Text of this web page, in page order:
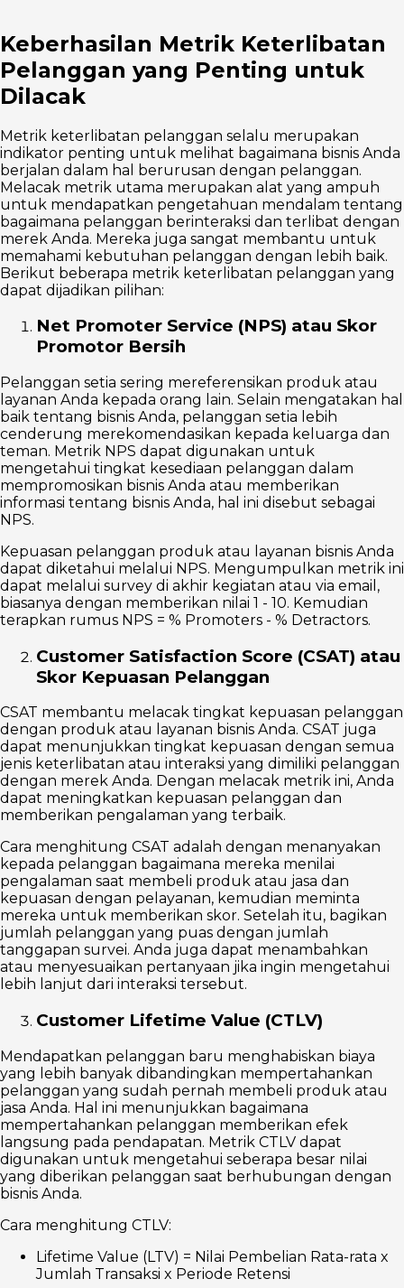
Keberhasilan Metrik Keterlibatan
Pelanggan yang Penting untuk
Dilacak
Metrik keterlibatan pelanggan selalu merupakan
indikator penting untuk melihat bagaimana bisnis Anda
berjalan dalam hal berurusan dengan pelanggan.
Melacak metrik utama merupakan alat yang ampuh
untuk mendapatkan pengetahuan mendalam tentang
bagaimana pelanggan berinteraksi dan terlibat dengan
merek Anda. Mereka juga sangat membantu untuk
memahami kebutuhan pelanggan dengan lebih baik.
Berikut beberapa metrik keterlibatan pelanggan yang
dapat dijadikan pilihan:
Net Promoter Service (NPS) atau Skor
Promotor Bersih
Pelanggan setia sering mereferensikan produk atau
layanan Anda kepada orang lain. Selain mengatakan hal
baik tentang bisnis Anda, pelanggan setia lebih
cenderung merekomendasikan kepada keluarga dan
teman. Metrik NPS dapat digunakan untuk
mengetahui tingkat kesediaan pelanggan dalam
mempromosikan bisnis Anda atau memberikan
informasi tentang bisnis Anda, hal ini disebut sebagai
NPS.
Kepuasan pelanggan produk atau layanan bisnis Anda
dapat diketahui melalui NPS. Mengumpulkan metrik ini
dapat melalui survey di akhir kegiatan atau via email,
biasanya dengan memberikan nilai 1 - 10. Kemudian
terapkan rumus NPS = % Promoters - % Detractors.
Customer Satisfaction Score (CSAT) atau
Skor Kepuasan Pelanggan
CSAT membantu melacak tingkat kepuasan pelanggan
dengan produk atau layanan bisnis Anda. CSAT juga
dapat menunjukkan tingkat kepuasan dengan semua
jenis keterlibatan atau interaksi yang dimiliki pelanggan
dengan merek Anda. Dengan melacak metrik ini, Anda
dapat meningkatkan kepuasan pelanggan dan
memberikan pengalaman yang terbaik.
Cara menghitung CSAT adalah dengan menanyakan
kepada pelanggan bagaimana mereka menilai
pengalaman saat membeli produk atau jasa dan
kepuasan dengan pelayanan, kemudian meminta
mereka untuk memberikan skor. Setelah itu, bagikan
jumlah pelanggan yang puas dengan jumlah
tanggapan survei. Anda juga dapat menambahkan
atau menyesuaikan pertanyaan jika ingin mengetahui
lebih lanjut dari interaksi tersebut.
Customer Lifetime Value (CTLV)
Mendapatkan pelanggan baru menghabiskan biaya
yang lebih banyak dibandingkan mempertahankan
pelanggan yang sudah pernah membeli produk atau
jasa Anda. Hal ini menunjukkan bagaimana
mempertahankan pelanggan memberikan efek
langsung pada pendapatan. Metrik CTLV dapat
digunakan untuk mengetahui seberapa besar nilai
yang diberikan pelanggan saat berhubungan dengan
bisnis Anda.
Cara menghitung CTLV:
Lifetime Value (LTV) = Nilai Pembelian Rata-rata x
Jumlah Transaksi x Periode Retensi